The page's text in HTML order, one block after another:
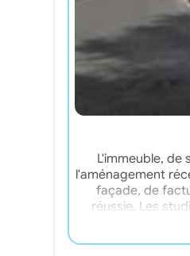
L'immeuble, de
l'aménagement
façade, de
réussie. Les